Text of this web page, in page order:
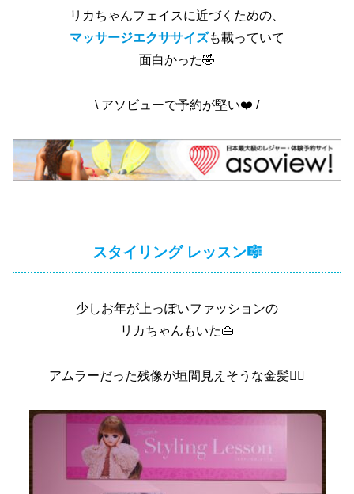
リカちゃんフェイスに近づくための、
マッサージエクササイズも載っていて
面白かった🤣
\ アソビューで予約が堅い❤️ /
スタイリング レッスン🎼
少しお年が上っぽいファッションの
リカちゃんもいた👜
アムラーだった残像が垣間見えそうな金髪👱‍♀️